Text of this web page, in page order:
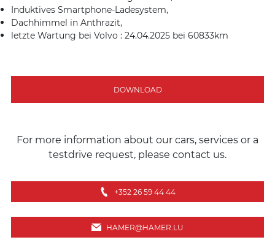
Induktives Smartphone-Ladesystem,
Dachhimmel in Anthrazit,
letzte Wartung bei Volvo : 24.04.2025 bei 60833km
DOWNLOAD
For more information about our cars, services or a
testdrive request, please contact us.
+352 26 59 44 44
HAMER@HAMER.LU